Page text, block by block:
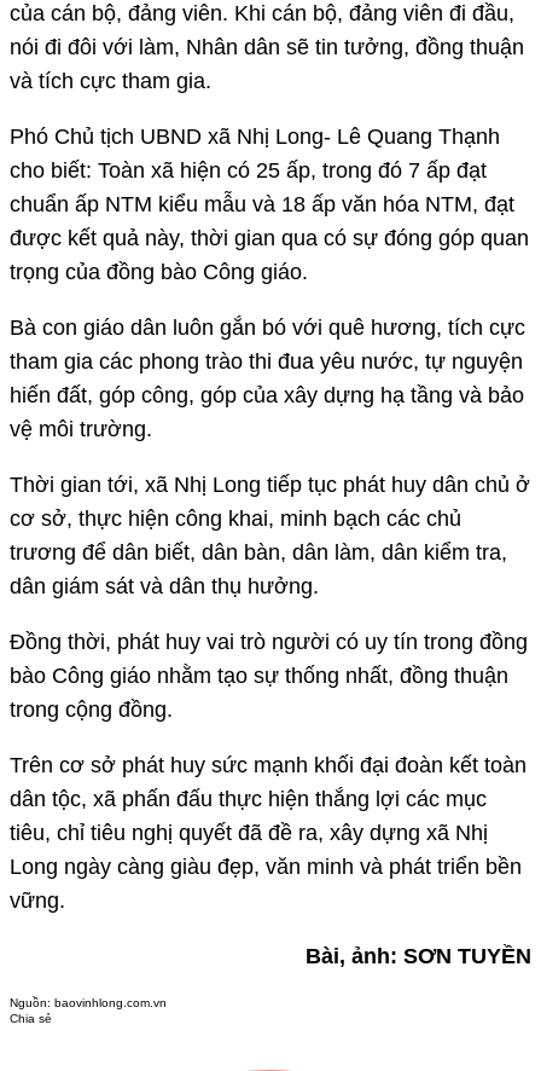
của cán bộ, đảng viên. Khi cán bộ, đảng viên đi đầu,
nói đi đôi với làm, Nhân dân sẽ tin tưởng, đồng thuận
và tích cực tham gia.
Phó Chủ tịch UBND xã Nhị Long- Lê Quang Thạnh
cho biết: Toàn xã hiện có 25 ấp, trong đó 7 ấp đạt
chuẩn ấp NTM kiểu mẫu và 18 ấp văn hóa NTM, đạt
được kết quả này, thời gian qua có sự đóng góp quan
trọng của đồng bào Công giáo.
Bà con giáo dân luôn gắn bó với quê hương, tích cực
tham gia các phong trào thi đua yêu nước, tự nguyện
hiến đất, góp công, góp của xây dựng hạ tầng và bảo
vệ môi trường.
Thời gian tới, xã Nhị Long tiếp tục phát huy dân chủ ở
cơ sở, thực hiện công khai, minh bạch các chủ
trương để dân biết, dân bàn, dân làm, dân kiểm tra,
dân giám sát và dân thụ hưởng.
Đồng thời, phát huy vai trò người có uy tín trong đồng
bào Công giáo nhằm tạo sự thống nhất, đồng thuận
trong cộng đồng.
Trên cơ sở phát huy sức mạnh khối đại đoàn kết toàn
dân tộc, xã phấn đấu thực hiện thắng lợi các mục
tiêu, chỉ tiêu nghị quyết đã đề ra, xây dựng xã Nhị
Long ngày càng giàu đẹp, văn minh và phát triển bền
vững.
Bài, ảnh: SƠN TUYỀN
Nguồn: baovinhlong.com.vn
Chia sẻ